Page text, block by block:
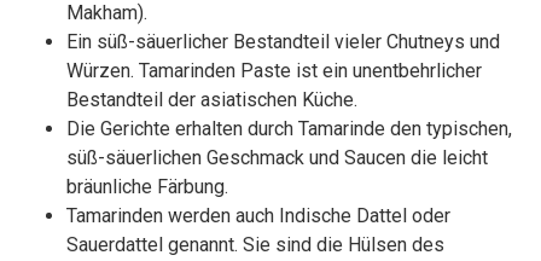
Makham).
Ein süß-säuerlicher Bestandteil vieler Chutneys und
Würzen. Tamarinden Paste ist ein unentbehrlicher
Bestandteil der asiatischen Küche.
Die Gerichte erhalten durch Tamarinde den typischen,
süß-säuerlichen Geschmack und Saucen die leicht
bräunliche Färbung.
Tamarinden werden auch Indische Dattel oder
Sauerdattel genannt. Sie sind die Hülsen des